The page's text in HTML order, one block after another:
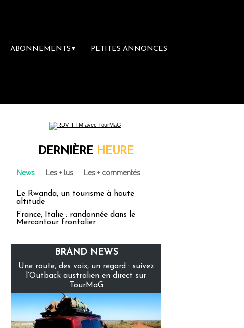
ABONNEMENTS ▼ PETITES ANNONCES
DERNIÈRE HEURE
News Les + lus Les + commentés
Le Rwanda, un tourisme à haute
altitude
France, Italie : randonnée dans le
Mercantour frontalier
BRAND NEWS
Une route, des voix, un regard : suivez
l’Outback australien en direct sur
TourMaG